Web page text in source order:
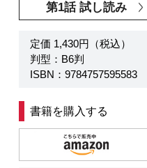
第1話 試し読み
定価 1,430円（税込）
判型：B6判
ISBN：9784757595583
書籍を購入する